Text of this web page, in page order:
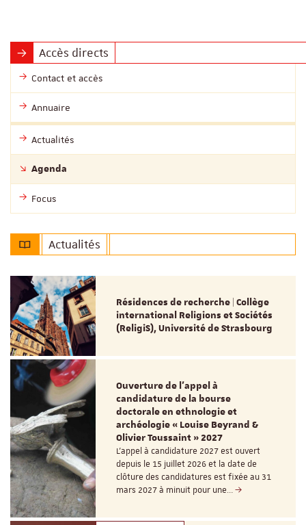
Accès directs
Contact et accès
Annuaire
Actualités
Agenda
Focus
Actualités
Résidences de recherche | Collège
international Religions et Sociétés
(ReligiS), Université de Strasbourg
Ouverture de l'appel à
candidature de la bourse
doctorale en ethnologie et
archéologie « Louise Beyrand &
Olivier Toussaint » 2027
L’appel à candidature 2027 est ouvert
depuis le 15 juillet 2026 et la date de
clôture des candidatures est fixée au 31
mars 2027 à minuit pour une…